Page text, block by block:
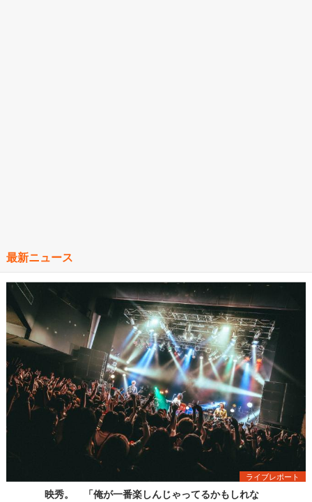
最新ニュース
ライブレポート
映秀。 「俺が一番楽しんじゃってるかもしれな